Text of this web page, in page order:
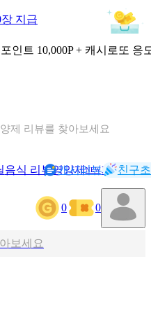
지급
인트 10,000P + 캐시로또 응
제 리뷰를 찾아보세요
음식 리뷰영양제NEW기록
캐시리뷰 친구
0 0
해보세요
해보세요
보세요